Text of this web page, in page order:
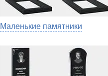
Маленькие памятники